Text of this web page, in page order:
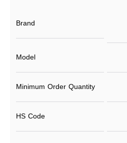
Brand
Model
Minimum Order Quantity
HS Code